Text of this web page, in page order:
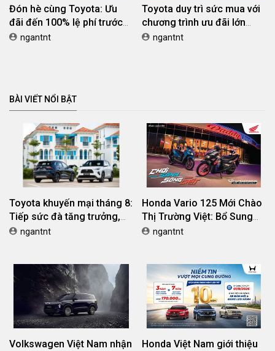
Đón hè cùng Toyota: Ưu
đãi đến 100% lệ phí trước
bạ ngantnt
Toyota duy trì sức mua với
chương trình ưu đãi lớn
trong tháng 4
ngantnt
BÀI VIẾT NỔI BẬT
Toyota khuyến mại tháng 8:
Tiếp sức đà tăng trưởng,
tối ưu chi phí mua xe
ngantnt
Honda Vario 125 Mới Chào
Thị Trường Việt: Bổ Sung
Phiên Bản Street, Giá Từ
ngantnt
Volkswagen Việt Nam nhận
Honda Việt Nam giới thiệu